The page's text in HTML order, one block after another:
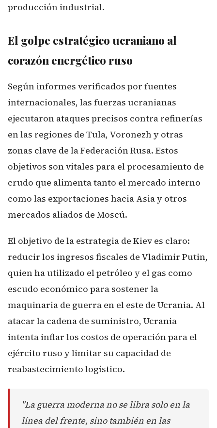
producción industrial.
El golpe estratégico ucraniano al
corazón energético ruso
Según informes verificados por fuentes
internacionales, las fuerzas ucranianas
ejecutaron ataques precisos contra refinerías
en las regiones de Tula, Voronezh y otras
zonas clave de la Federación Rusa. Estos
objetivos son vitales para el procesamiento de
crudo que alimenta tanto el mercado interno
como las exportaciones hacia Asia y otros
mercados aliados de Moscú.
El objetivo de la estrategia de Kiev es claro:
reducir los ingresos fiscales de Vladimir Putin,
quien ha utilizado el petróleo y el gas como
escudo económico para sostener la
maquinaria de guerra en el este de Ucrania. Al
atacar la cadena de suministro, Ucrania
intenta inflar los costos de operación para el
ejército ruso y limitar su capacidad de
reabastecimiento logístico.
"La guerra moderna no se libra solo en la
línea del frente, sino también en las